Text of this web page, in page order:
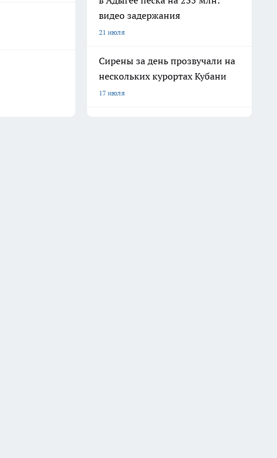
видео задержания
21 июля
Сирены за день прозвучали на
нескольких курортах Кубани
17 июля